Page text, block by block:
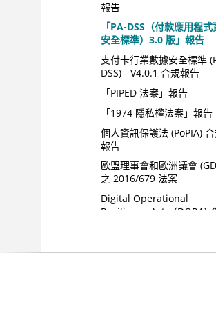
報告
「PA-DSS（付款應用程式
安全標準）3.0 版」報告
支付卡行業數據安全標準
DSS) - V4.0.1 合規報告
「PIPED 法案」報告
「1974 隱私權法案」報告
個人資訊保護法 (PoPIA)
報告
歐盟理事會和歐洲議會
之 2016/679 法案
Digital Operational
Resilience Act （DORA)